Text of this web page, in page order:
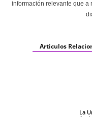
información relevante que a
Articulos
La